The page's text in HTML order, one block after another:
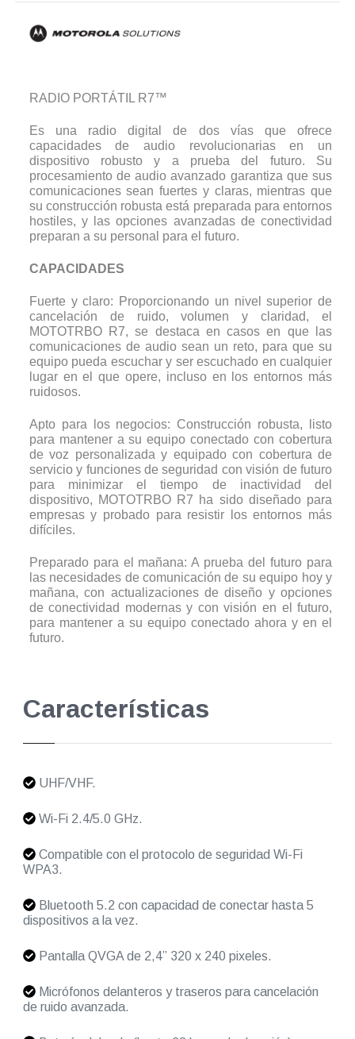
RADIO PORTÁTIL R7™
Es una radio digital de dos vías que ofrece
capacidades de audio revolucionarias en un
dispositivo robusto y a prueba del futuro. Su
procesamiento de audio avanzado garantiza que sus
comunicaciones sean fuertes y claras, mientras que
su construcción robusta está preparada para entornos
hostiles, y las opciones avanzadas de conectividad
preparan a su personal para el futuro.
CAPACIDADES
Fuerte y claro: Proporcionando un nivel superior de
cancelación de ruido, volumen y claridad, el
MOTOTRBO R7, se destaca en casos en que las
comunicaciones de audio sean un reto, para que su
equipo pueda escuchar y ser escuchado en cualquier
lugar en el que opere, incluso en los entornos más
ruidosos.
Apto para los negocios: Construcción robusta, listo
para mantener a su equipo conectado con cobertura
de voz personalizada y equipado con cobertura de
servicio y funciones de seguridad con visión de futuro
para minimizar el tiempo de inactividad del
dispositivo, MOTOTRBO R7 ha sido diseñado para
empresas y probado para resistir los entornos más
difíciles.
Preparado para el mañana: A prueba del futuro para
las necesidades de comunicación de su equipo hoy y
mañana, con actualizaciones de diseño y opciones
de conectividad modernas y con visión en el futuro,
para mantener a su equipo conectado ahora y en el
futuro.
Características
UHF/VHF.
Wi-Fi 2.4/5.0 GHz.
Compatible con el protocolo de seguridad Wi-Fi
WPA3.
Bluetooth 5.2 con capacidad de conectar hasta 5
dispositivos a la vez.
Pantalla QVGA de 2,4” 320 x 240 pixeles.
Micrófonos delanteros y traseros para cancelación
de ruido avanzada.